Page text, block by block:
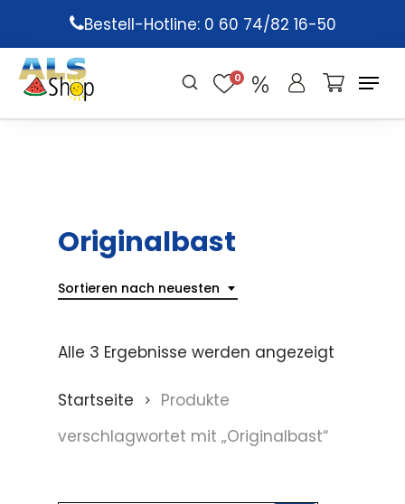
main
content
Bestell-Hotline: 0 60 74/82 16-50
0
Originalbast
Sortieren nach neuesten
Alle 3 Ergebnisse werden angezeigt
Startseite
Produkte
verschlagwortet mit „Originalbast“